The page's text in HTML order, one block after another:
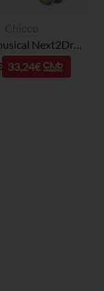
Mobile musical Next2Dreams 3 en 1 - Beige
33,24€